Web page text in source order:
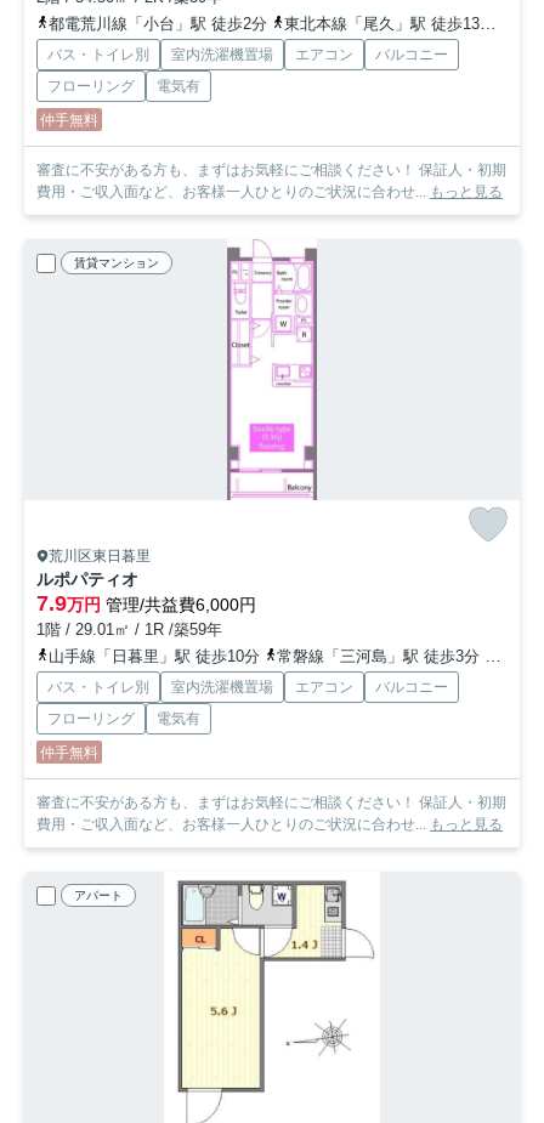
都電荒川線「小台」駅 徒歩2分
東北本線「尾久」駅 徒歩13分
バス・トイレ別 室内洗濯機置場 エアコン
バルコニー
フローリング
電気有
仲手無料
審査に不安がある方も、まずはお気軽にご相談ください！ 保証人・初期
費用・ご収入面など、お客様一人ひとりのご状況に合わせ...
もっと見る
賃貸マンション
荒川区東日暮里
ルポパティオ
7.9万円 管理/共益費6,000円
1階 / 29.01㎡ / 1R /築59年
山手線「日暮里」駅 徒歩10分
常磐線「三河島」駅 徒歩3分
バス・トイレ別 室内洗濯機置場 エアコン
バルコニー
フローリング
電気有
仲手無料
審査に不安がある方も、まずはお気軽にご相談ください！ 保証人・初期
費用・ご収入面など、お客様一人ひとりのご状況に合わせ...
もっと見る
アパート